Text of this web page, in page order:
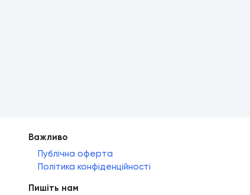
Важливо
Публічна оферта
Політика конфіденційності
Пишіть нам